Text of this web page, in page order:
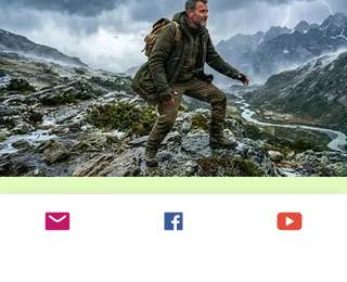
Fazit: Extremwetter